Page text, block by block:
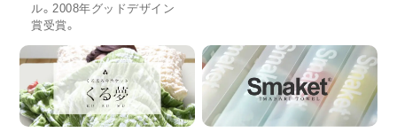
ル。2008年グッドデザイン
賞受賞。